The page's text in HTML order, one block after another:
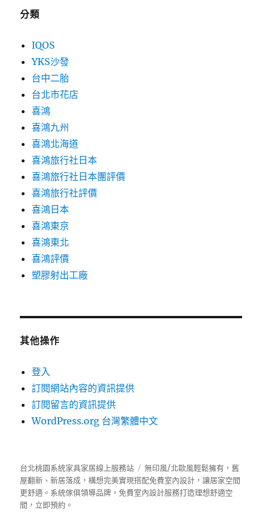
分類
IQOS
YKS沙發
台中二胎
台北市花店
喜鴻
喜鴻九州
喜鴻北海道
喜鴻旅行社日本
喜鴻旅行社日本團評價
喜鴻旅行社評價
喜鴻日本
喜鴻東京
喜鴻東北
喜鴻評價
塑膠射出工廠
其他操作
登入
訂閱網站內容的資訊提供
訂閱留言的資訊提供
WordPress.org 台灣繁體中文
台北桃園系統家具家居線上服務站
無印風/北歐風輕鬆擁有，舊
屋翻新、新居落成，構想完美實現搭配免費室內設計，讓居家空間
更舒適。 系統傢俱領導品牌，免費室內設計服務打造理想舒適空
間，立即預約。